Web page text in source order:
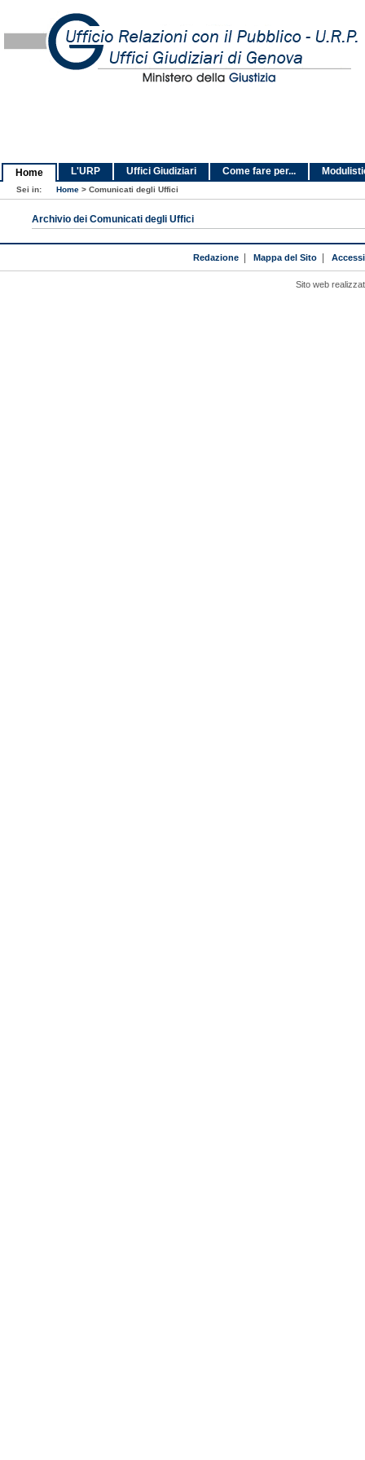
Home L'URP Uffici Giudiziari Come fare per...
Sei in: Home > Comunicati degli Uffici
Archivio dei Comunicati degli Uffici
Redazione| Mappa del Sito|
Sito web